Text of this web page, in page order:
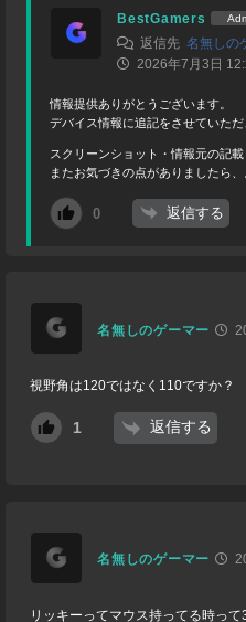
BestGamers
返信先名無しの
2026年7月3日
情報提供ありがとうございます。
デバイス情報に追記をさせていただ
スクリーンショット・情報元の記
またお気づきの点がありましたら
0 返信する
名無しのゲーマー
視野角は120ではなく110ですか？
1 返信する
名無しのゲーマー
リッキーってマウス持ってる時っ